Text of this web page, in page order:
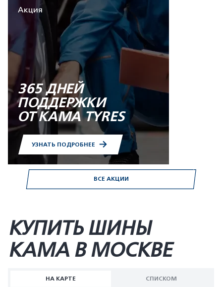
ВСЕ АКЦИИ
Акция
365 ДНЕЙ
ПОДДЕРЖКИ
ОТ KAMA TYRES
УЗНАТЬ ПОДРОБНЕЕ
КУПИТЬ ШИНЫ
KAMA В МОСКВЕ
НА КАРТЕ СПИСКОМ